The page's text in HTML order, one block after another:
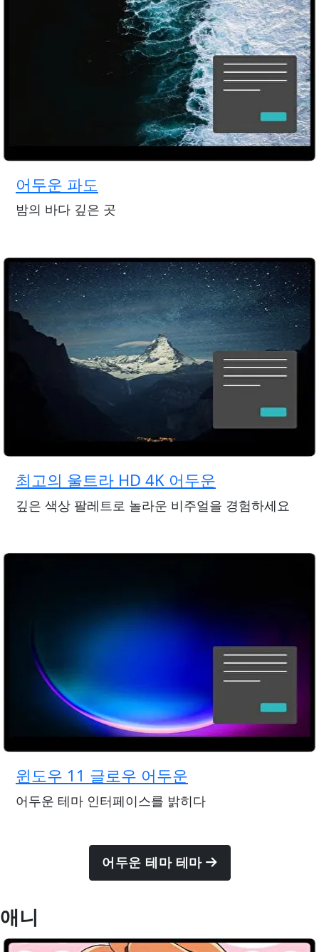
어두운 파도
밤의 바다 깊은 곳
최고의 울트라 HD 4K 어두운
깊은 색상 팔레트로 놀라운 비주얼을 경험하세요
윈도우 11 글로우 어두운
어두운 테마 인터페이스를 밝히다
어두운 테마 테마
애니